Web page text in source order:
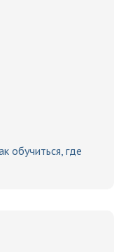
обучиться, где